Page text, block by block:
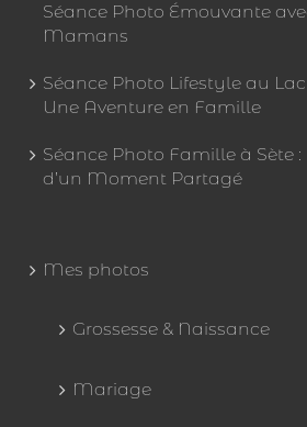
Séance Photo Émouvante
Mamans
Séance Photo Lifestyle au
Une Aventure en Famille
Séance Photo Famille à Sète :
d’un Moment Partagé
Mes photos
Grossesse & Naissance
Mariage